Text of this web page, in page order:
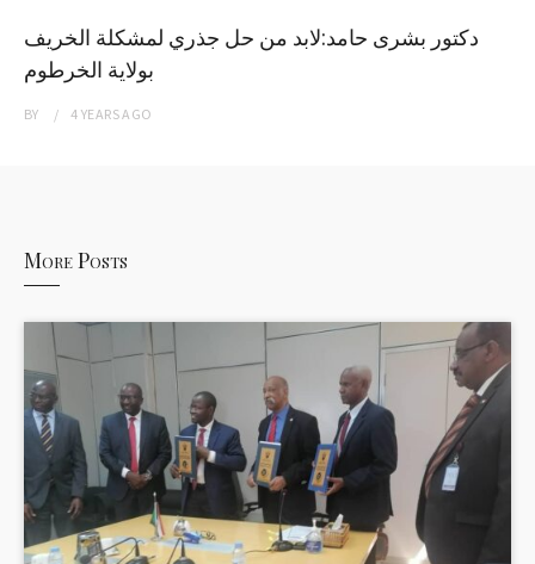
دكتور بشرى حامد:لابد من حل جذري لمشكلة الخريف
بولاية الخرطوم
BY 4 YEARSAGO
More Posts